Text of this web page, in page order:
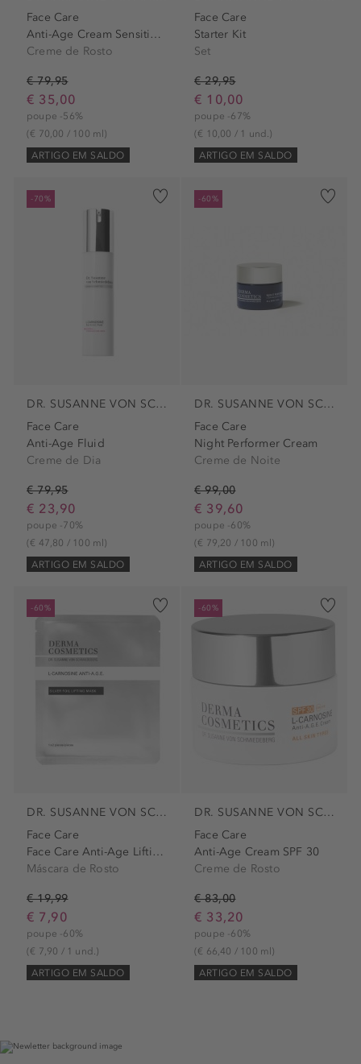
Face Care
Anti-Age Cream Sensitive Skin
Creme de Rosto
€ 79,95
€ 35,00
poupe -56%
(€ 70,00 / 100 ml)
ARTIGO EM SALDO
Face Care
Starter Kit
Set
€ 29,95
€ 10,00
poupe -67%
(€ 10,00 / 1 und.)
ARTIGO EM SALDO
-70%
DR. SUSANNE VON SCHMIEDEBERG
Face Care
Anti-Age Fluid
Creme de Dia
€ 79,95
€ 23,90
poupe -70%
(€ 47,80 / 100 ml)
ARTIGO EM SALDO
-60%
DR. SUSANNE VON SCHMIEDEBERG
Face Care
Night Performer Cream
Creme de Noite
€ 99,00
€ 39,60
poupe -60%
(€ 79,20 / 100 ml)
ARTIGO EM SALDO
-60%
DR. SUSANNE VON SCHMIEDEBERG
Face Care
Face Care Anti-Age Lifting...
Máscara de Rosto
€ 19,99
€ 7,90
poupe -60%
(€ 7,90 / 1 und.)
ARTIGO EM SALDO
-60%
DR. SUSANNE VON SCHMIEDEBERG
Face Care
Anti-Age Cream SPF 30
Creme de Rosto
€ 83,00
€ 33,20
poupe -60%
(€ 66,40 / 100 ml)
ARTIGO EM SALDO